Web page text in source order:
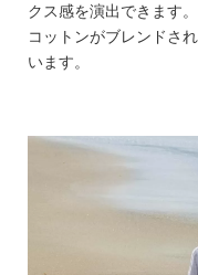
クス感を演出できます
コットンがブレンドさ
います。